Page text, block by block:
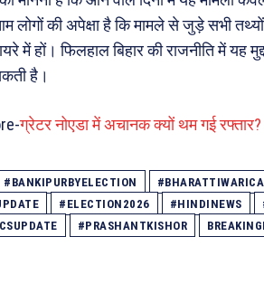
लोगों की अपेक्षा है कि मामले से जुड़े सभी
में हों। फिलहाल बिहार की राजनीति में
है।
ग्रेटर नोएडा में अचानक क्यों थम गई
#BANKIPURBYELECTION
#ELECTION2026 #HINDINEWS
#PRASHANTKISHOR